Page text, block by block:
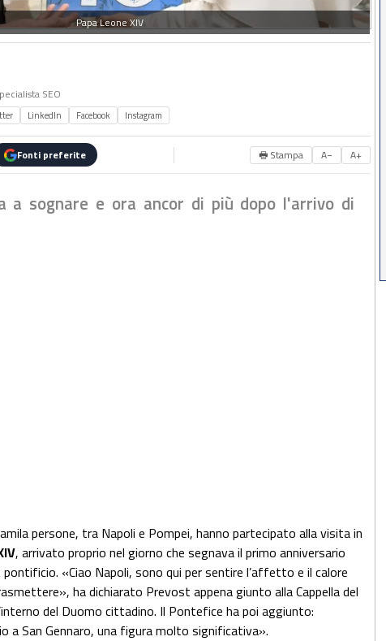
Papa Leone XIV
SEO
LinkedIn Facebook Instagram
Fonti preferite 🖶 Stampa A− A+
a sognare e ora ancor di più dopo l'arrivo di
persone, tra Napoli e Pompei, hanno partecipato alla visita in
, arrivato proprio nel giorno che segnava il primo anniversario
«Ciao Napoli, sono qui per sentire l’affetto e il calore
ha dichiarato Prevost appena giunto alla Cappella del
del Duomo cittadino. Il Pontefice ha poi aggiunto:
a San Gennaro, una figura molto significativa».